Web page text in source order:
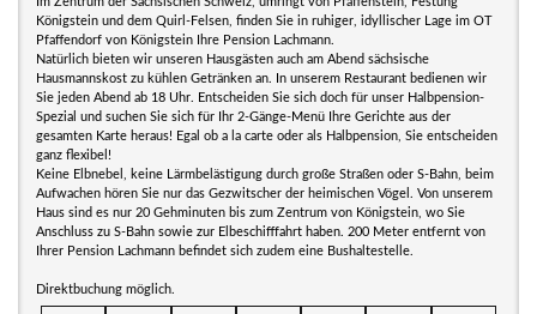
Königstein und dem Quirl-Felsen, finden Sie in ruhiger, idyllischer Lage im OT
Pfaffendorf von Königstein Ihre Pension Lachmann.
Natürlich bieten wir unseren Hausgästen auch am Abend sächsische
Hausmannskost zu kühlen Getränken an. In unserem Restaurant bedienen wir
Sie jeden Abend ab 18 Uhr. Entscheiden Sie sich doch für unser Halbpension-
Spezial und suchen Sie sich für Ihr 2-Gänge-Menü Ihre Gerichte aus der
gesamten Karte heraus! Egal ob a la carte oder als Halbpension, Sie entscheiden
ganz flexibel!
Keine Elbnebel, keine Lärmbelästigung durch große Straßen oder S-Bahn, beim
Aufwachen hören Sie nur das Gezwitscher der heimischen Vögel. Von unserem
Haus sind es nur 20 Gehminuten bis zum Zentrum von Königstein, wo Sie
Anschluss zu S-Bahn sowie zur Elbeschifffahrt haben. 200 Meter entfernt von
Ihrer Pension Lachmann befindet sich zudem eine Bushaltestelle.
Direktbuchung möglich.